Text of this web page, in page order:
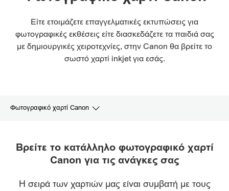
Είτε ετοιμάζετε επαγγελματικές εκτυπώσεις για
φωτογραφικές εκθέσεις είτε διασκεδάζετε τα παιδιά σας
με δημιουργικές χειροτεχνίες, στην Canon θα βρείτε το
σωστό χαρτί inkjet για εσάς.
Φωτογραφικό χαρτί Canon
ΕΚΘΕΣΙΑΚΗ ΠΟΙΟΤΗΤΑ
ΦΩΤΟΓΡΑΦΙΕΣ ΣΤΟ ΣΠΙΤΙ
Βρείτε το κατάλληλο φωτογραφικό χαρτί
Canon για τις ανάγκες σας
Η σειρά των χαρτιών μας είναι συμβατή με τους